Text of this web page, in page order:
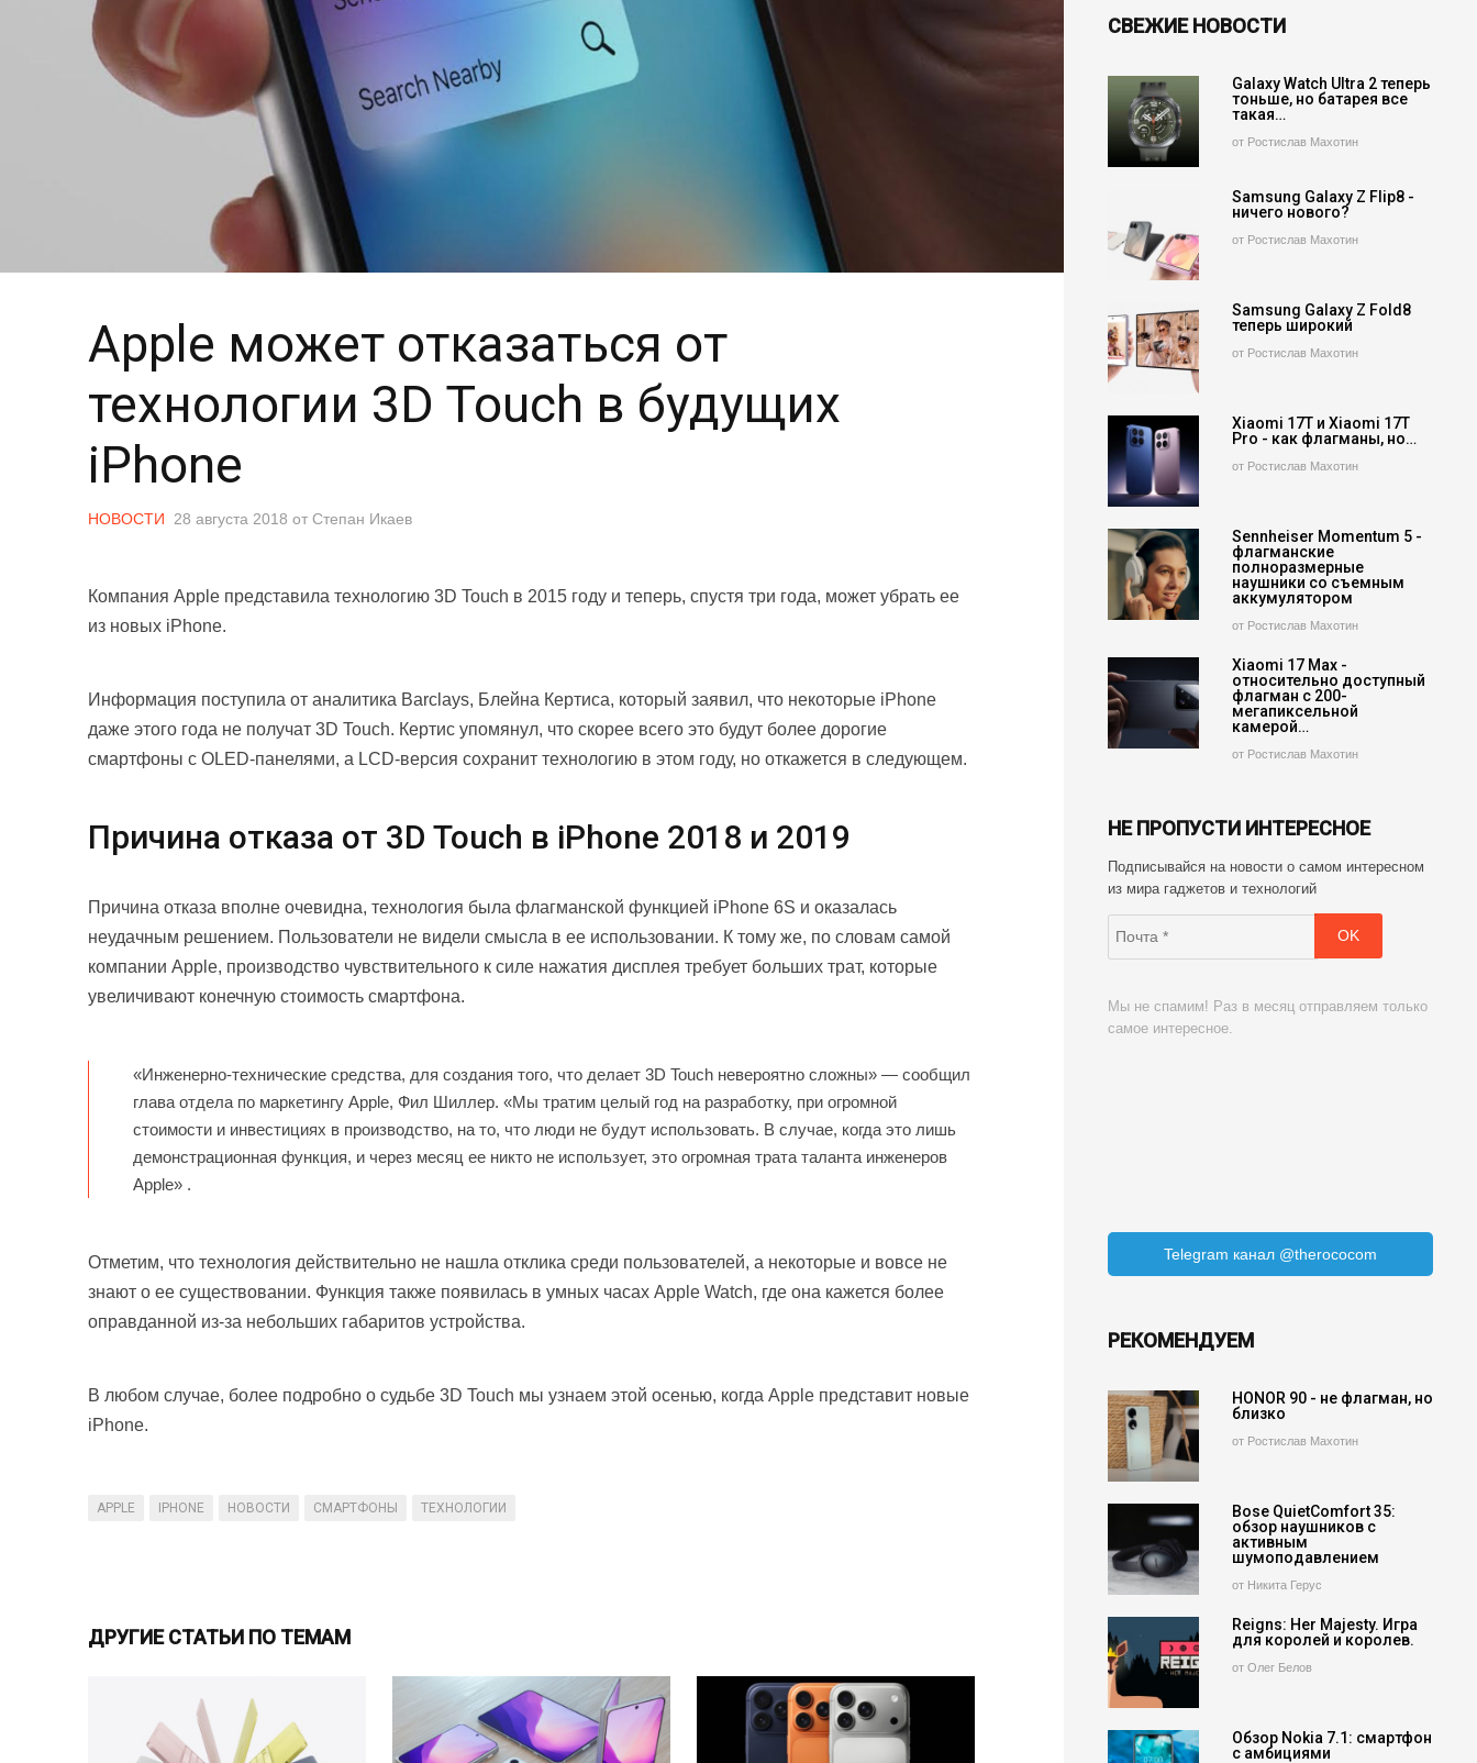
Apple может отказаться от
технологии 3D Touch в будущих
iPhone
НОВОСТИ 28 августа 2018 от Степан Икаев
Компания Apple представила технологию 3D Touch в 2015 году и теперь, спустя три года, может убрать ее
из новых iPhone.
Информация поступила от аналитика Barclays, Блейна Кертиса, который заявил, что некоторые iPhone
даже этого года не получат 3D Touch. Кертис упомянул, что скорее всего это будут более дорогие
смартфоны с OLED-панелями, а LCD-версия сохранит технологию в этом году, но откажется в следующем.
Причина отказа от 3D Touch в iPhone 2018 и 2019
Причина отказа вполне очевидна, технология была флагманской функцией iPhone 6S и оказалась
неудачным решением. Пользователи не видели смысла в ее использовании. К тому же, по словам самой
компании Apple, производство чувствительного к силе нажатия дисплея требует больших трат, которые
увеличивают конечную стоимость смартфона.
«Инженерно-технические средства, для создания того, что делает 3D Touch невероятно сложны» — сообщил
глава отдела по маркетингу Apple, Фил Шиллер. «Мы тратим целый год на разработку, при огромной
стоимости и инвестициях в производство, на то, что люди не будут использовать. В случае, когда это лишь
демонстрационная функция, и через месяц ее никто не использует, это огромная трата таланта инженеров
Apple» .
Отметим, что технология действительно не нашла отклика среди пользователей, а некоторые и вовсе не
знают о ее существовании. Функция также появилась в умных часах Apple Watch, где она кажется более
оправданной из-за небольших габаритов устройства.
В любом случае, более подробно о судьбе 3D Touch мы узнаем этой осенью, когда Apple представит новые
iPhone.
APPLE IPHONE НОВОСТИ СМАРТФОНЫ ТЕХНОЛОГИИ
ДРУГИЕ СТАТЬИ ПО ТЕМАМ
СВЕЖИЕ НОВОСТИ
Galaxy Watch Ultra 2 теперь
тоньше, но батарея все
такая…
от Ростислав Махотин
Samsung Galaxy Z Flip8 -
ничего нового?
от Ростислав Махотин
Samsung Galaxy Z Fold8
теперь широкий
от Ростислав Махотин
Xiaomi 17T и Xiaomi 17T
Pro - как флагманы, но…
от Ростислав Махотин
Sennheiser Momentum 5 -
флагманские
полноразмерные
наушники со съемным
аккумулятором
от Ростислав Махотин
Xiaomi 17 Max -
относительно доступный
флагман с 200-
мегапиксельной
камерой…
от Ростислав Махотин
НЕ ПРОПУСТИ ИНТЕРЕСНОЕ
Подписывайся на новости о самом интересном
из мира гаджетов и технологий
Мы не спамим! Раз в месяц отправляем только
самое интересное.
Telegram канал @therococom
РЕКОМЕНДУЕМ
HONOR 90 - не флагман, но
близко
от Ростислав Махотин
Bose QuietComfort 35:
обзор наушников с
активным
шумоподавлением
от Никита Герус
Reigns: Her Majesty. Игра
для королей и королев.
от Олег Белов
Обзор Nokia 7.1: смартфон
с амбициями